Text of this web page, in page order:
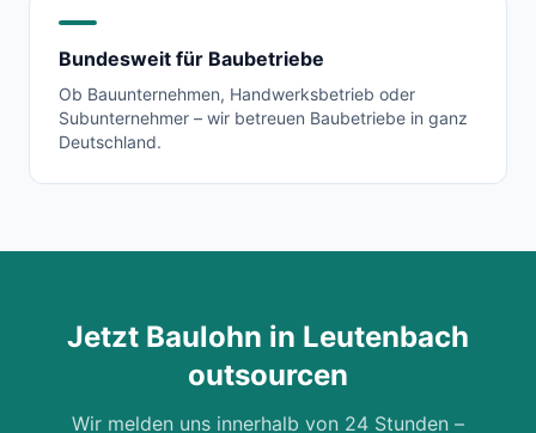
Bundesweit für Baubetriebe
Ob Bauunternehmen, Handwerksbetrieb oder
Subunternehmer – wir betreuen Baubetriebe in ganz
Deutschland.
Jetzt Baulohn in Leutenbach
outsourcen
Wir melden uns innerhalb von 24 Stunden –